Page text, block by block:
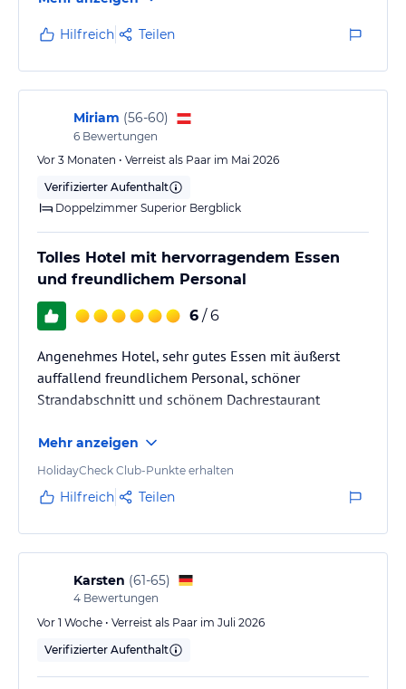
for children: 6 times per week.
outdoors.
Sonstige Einrichtungen und Services
• Free Wi-Fi in all areas and rooms
• Luggage room
• Laundry service (extra charge)
• Room service
• Sunbeds service orders
• Currency exchange
• Doctor on call (extra charge)
• Rent a car
• Taxi service
• Babysitter on call
• Live music (several times per week)
• Free uncovered parking
Hilfreich Teilen
Miriam (56-60)
6 Bewertungen
Vor 3 Monaten • Verreist als Paar im Mai 2026
Verifizierter Aufenthalt
Doppelzimmer Superior Bergblick
Tolles Hotel mit hervorragendem Essen
und freundlichem Personal
6 / 6
Angenehmes Hotel, sehr gutes Essen mit äußerst
auffallend freundlichem Personal, schöner
Strandabschnitt und schönem Dachrestaurant
Mehr anzeigen
HolidayCheck Club-Punkte erhalten
Hilfreich Teilen
Karsten (61-65)
4 Bewertungen
Vor 1 Woche • Verreist als Paar im Juli 2026
Verifizierter Aufenthalt